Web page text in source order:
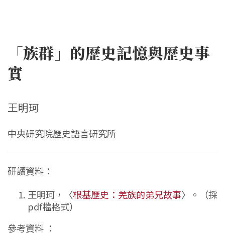
「族群」的歷史記憶與歷史事
實
王明珂
中央研究院歷史語言研究所
研讀資料：
王明珂，〈根基歷史：羌族的弟兄故事〉。（採
pdf檔格式）
參考資料 ：